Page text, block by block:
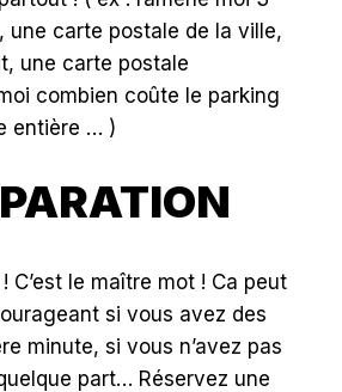
une carte postale de la ville,
une carte postale
combien coûte le parking
entière … )
C’est le maître mot ! Ca peut
si vous avez des
minute, si vous n’avez pas
part… Réservez une